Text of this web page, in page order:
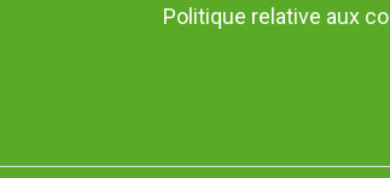
Politique relative aux